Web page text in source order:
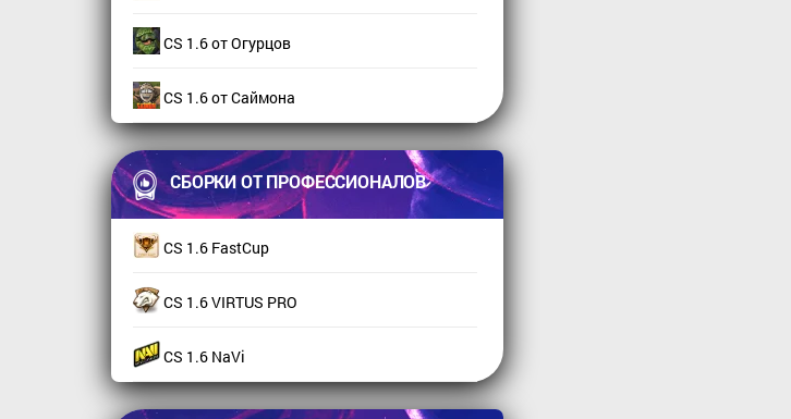
CS 1.6 от Огурцов
CS 1.6 от Саймона
СБОРКИ ОТ ПРОФЕССИОНАЛОВ
CS 1.6 FastCup
CS 1.6 VIRTUS PRO
CS 1.6 NaVi